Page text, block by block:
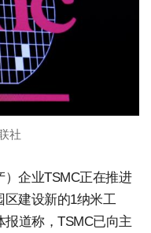
社
企业TSMC正在推进
建设新的1纳米工
道称，TSMC已向主